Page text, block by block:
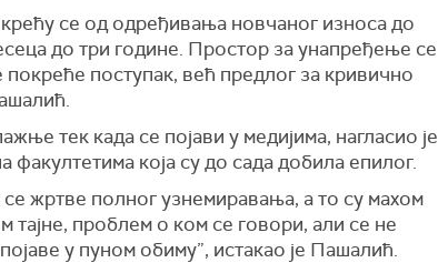
се од одређивања новчаног износа до
до три године. Простор за унапређење се
поступак, већ предлог за кривично
тек када се појави у медијима, нагласио је
факултетима која су до сада добила епилог.
жртве полног узнемиравања, а то су махом
тајне, проблем о ком се говори, али се не
у пуном обиму”, истакао је Пашалић.